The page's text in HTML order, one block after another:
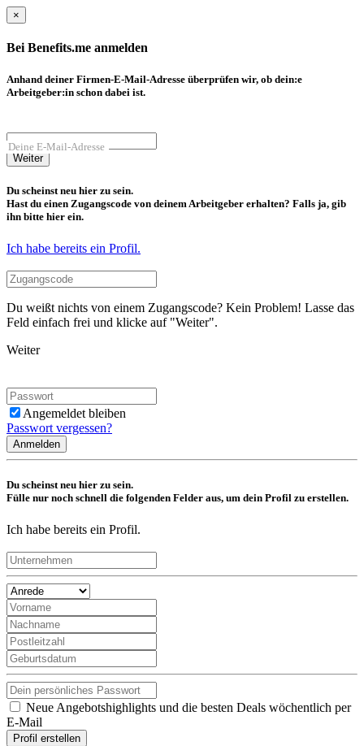
×
Bei Benefits.me anmelden
Anhand deiner Firmen-E-Mail-Adresse überprüfen wir, ob dein:e
Arbeitgeber:in schon dabei ist.
Deine E-Mail-Adresse
Weiter
Du scheinst neu hier zu sein.
Hast du einen Zugangscode von deinem Arbeitgeber erhalten? Falls ja, gib
ihn bitte hier ein.
Ich habe bereits ein Profil.
Du weißt nichts von einem Zugangscode? Kein Problem! Lasse das
Feld einfach frei und klicke auf "Weiter".
Weiter
Angemeldet bleiben
Passwort vergessen?
Anmelden
Du scheinst neu hier zu sein.
Fülle nur noch schnell die folgenden Felder aus, um dein Profil zu erstellen.
Ich habe bereits ein Profil.
Neue Angebotshighlights und die besten Deals wöchentlich per
E-Mail
Profil erstellen